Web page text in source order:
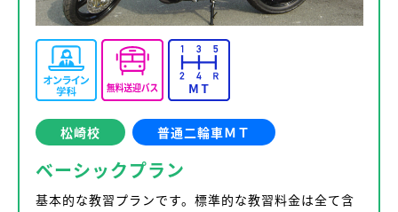
松崎校 普通二輪車ＭＴ
ベーシックプラン
基本的な教習プランです。標準的な教習料金は全て含